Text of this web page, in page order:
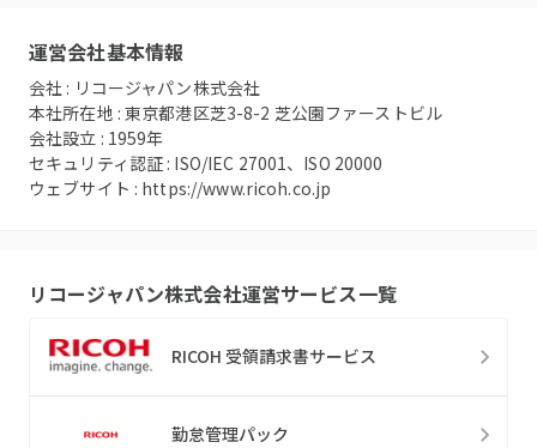
運営会社基本情報
会社 : リコージャパン株式会社
本社所在地 :東京都港区芝3-8-2 芝公園ファーストビル
会社設立 : 1959年
セキュリティ認証 : ISO/IEC 27001、ISO 20000
ウェブサイト : https://www.ricoh.co.jp
リコージャパン株式会社運営サービス一覧
RICOH 受領請求書サービス
勤怠管理パック